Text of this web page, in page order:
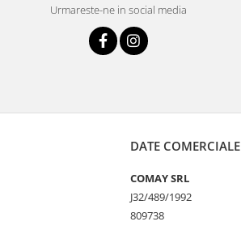
Urmareste-ne in social media
DATE COMERCIALE
COMAY SRL
J32/489/1992
809738